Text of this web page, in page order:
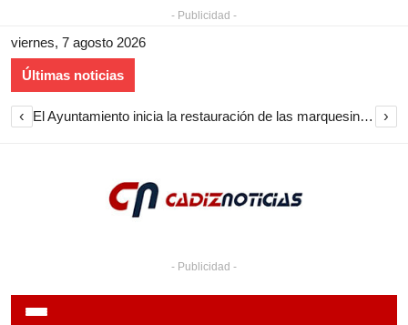
- Publicidad -
viernes, 7 agosto 2026
Últimas noticias
‹ El Ayuntamiento inicia la restauración de las marquesinas de Plaza Esteve para volver a instalarlas en el centro de Jerez ›
- Publicidad -